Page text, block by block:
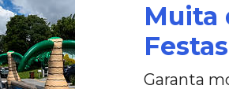
Muita
Garanta